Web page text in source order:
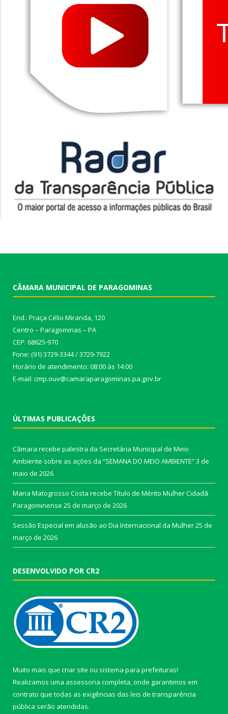
CÂMARA MUNICIPAL DE PARAGOMINAS
End.: Praça Célio Miranda, 120
Centro – Paragominas – PA
CEP: 68625-970
Fone: (91) 3729-3344 / 3729-7922
Horário de atendimento: 08:00 às 14:00
E-mail: cmp.ouv@camaraparagominas.pa.gov.br
ÚLTIMAS PUBLICAÇÕES
Câmara recebe palestra da Secretária Municipal de Meio
Ambiente sobre as ações da “SEMANA DO MEIO AMBIENTE”3 de
maio de 2026
Maria Matogrosso Costa recebe Título de Mérito Mulher Cidadã
Paragominense 25 de março de 2026
Sessão Especial em alusão ao Dia Internacional da Mulher25 de
março de 2026
DESENVOLVIDO POR CR2
Muito mais que criar site ou sistema para prefeituras!
Realizamos uma assessoria completa, onde garantimos em
contrato que todas as exigências das leis de transparência
pública serão atendidas.